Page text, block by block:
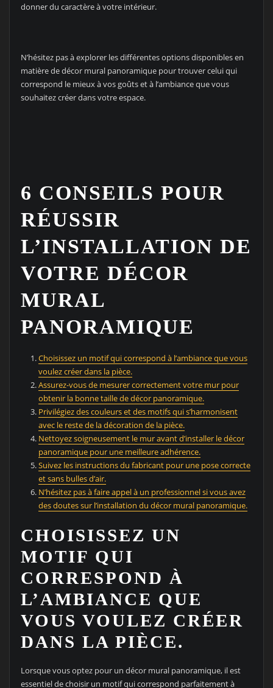
donner du caractère à votre intérieur.
N’hésitez pas à explorer les différentes options disponibles en
matière de décor mural panoramique pour trouver celui qui
correspond le mieux à vos goûts et à l’ambiance que vous
souhaitez créer dans votre espace.
6 CONSEILS POUR
RÉUSSIR
L’INSTALLATION DE
VOTRE DÉCOR
MURAL
PANORAMIQUE
Choisissez un motif qui correspond à l’ambiance que vous
voulez créer dans la pièce.
Assurez-vous de mesurer correctement votre mur pour
obtenir la bonne taille de décor panoramique.
Privilégiez des couleurs et des motifs qui s’harmonisent
avec le reste de la décoration de la pièce.
Nettoyez soigneusement le mur avant d’installer le décor
panoramique pour une meilleure adhérence.
Suivez les instructions du fabricant pour une pose correcte
et sans bulles d’air.
N’hésitez pas à faire appel à un professionnel si vous avez
des doutes sur l’installation du décor mural panoramique.
CHOISISSEZ UN
MOTIF QUI
CORRESPOND À
L’AMBIANCE QUE
VOUS VOULEZ CRÉER
DANS LA PIÈCE.
Lorsque vous optez pour un décor mural panoramique, il est
essentiel de choisir un motif qui correspond parfaitement à